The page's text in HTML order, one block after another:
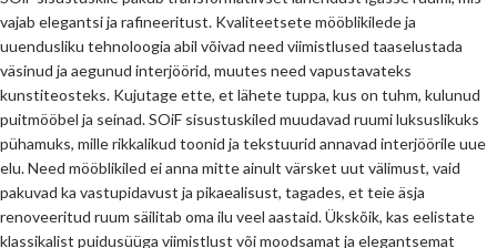
vajab elegantsi ja rafineeritust. Kvaliteetsete mööblikilede ja
uuendusliku tehnoloogia abil võivad need viimistlused taaselustada
väsinud ja aegunud interjöörid, muutes need vapustavateks
kunstiteosteks. Kujutage ette, et lähete tuppa, kus on tuhm, kulunud
puitmööbel ja seinad. SOiF sisustuskiled muudavad ruumi luksuslikuks
pühamuks, mille rikkalikud toonid ja tekstuurid annavad interjöörile uue
elu. Need mööblikiled ei anna mitte ainult värsket uut välimust, vaid
pakuvad ka vastupidavust ja pikaealisust, tagades, et teie äsja
renoveeritud ruum säilitab oma ilu veel aastaid. Ükskõik, kas eelistate
klassikalist puidusüüga viimistlust või moodsamat ja elegantsemat